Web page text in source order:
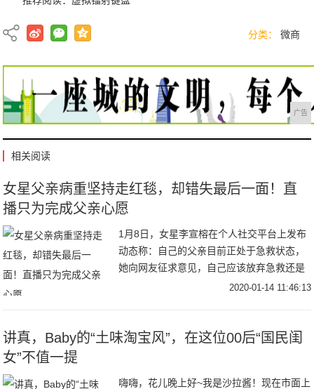
分类： 微商
广告
相关阅读
女星父亲病重坚持走红毯，却错失最后一面！直
播只为完成父亲心愿
1月8日，女星李宣榕在个人社交平台上发布
动态称：自己的父亲目前正处于急救状态，
她向网友征求意见，自己应该放弃急救还是
签署急救同意书，还配上加护病房门口的照
2020-01-14 11:46:13
讲真，Baby的“土味淘宝风”，在这位00后“国民闺
女”不值一提
嗨嗨，花儿晚上好~我是沙拉酱！现在市面上